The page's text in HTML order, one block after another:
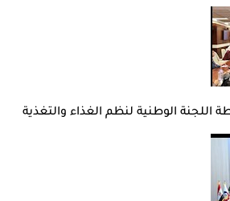
اللجنة الوطنية لنظم الغذاء والتغذية